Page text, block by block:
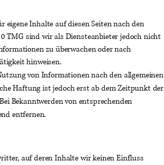
eigene Inhalte auf diesen Seiten nach den
TMG sind wir als Diensteanbieter jedoch nicht
zu überwachen oder nach
hinweisen.
von Informationen nach den allgemeinen
Haftung ist jedoch erst ab dem Zeitpunkt der
Bekanntwerden von entsprechenden
entfernen.
auf deren Inhalte wir keinen Einfluss